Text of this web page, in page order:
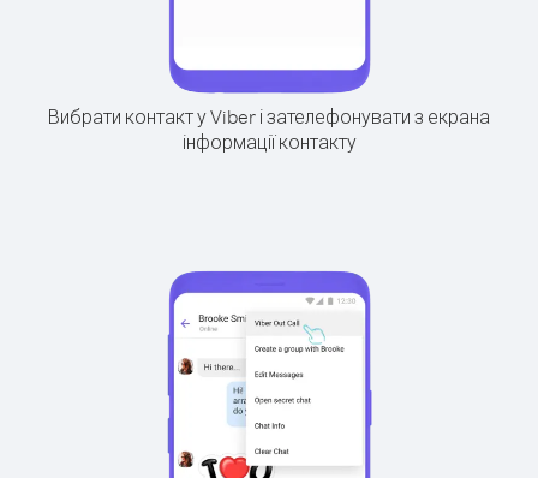
Вибрати контакт у Viber і зателефонувати з екрана
інформації контакту